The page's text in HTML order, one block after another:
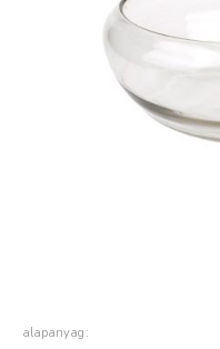
alapanyag